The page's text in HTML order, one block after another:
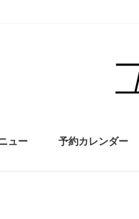
ュー 予約カレンダー